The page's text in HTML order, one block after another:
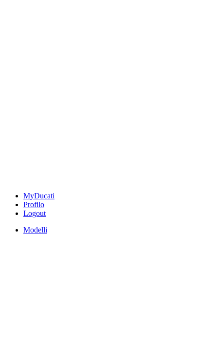
MyDucati
Profilo
Logout
Modelli